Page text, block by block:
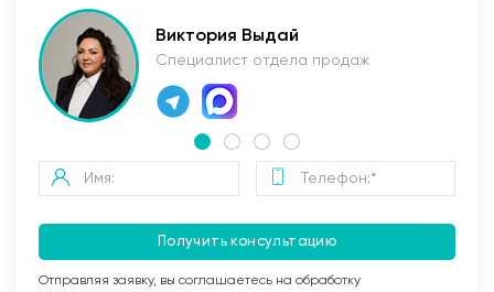
Виктория Выдай
Специалист отдела продаж
Получить консультацию
Отправляя заявку, вы соглашаетесь на обработку